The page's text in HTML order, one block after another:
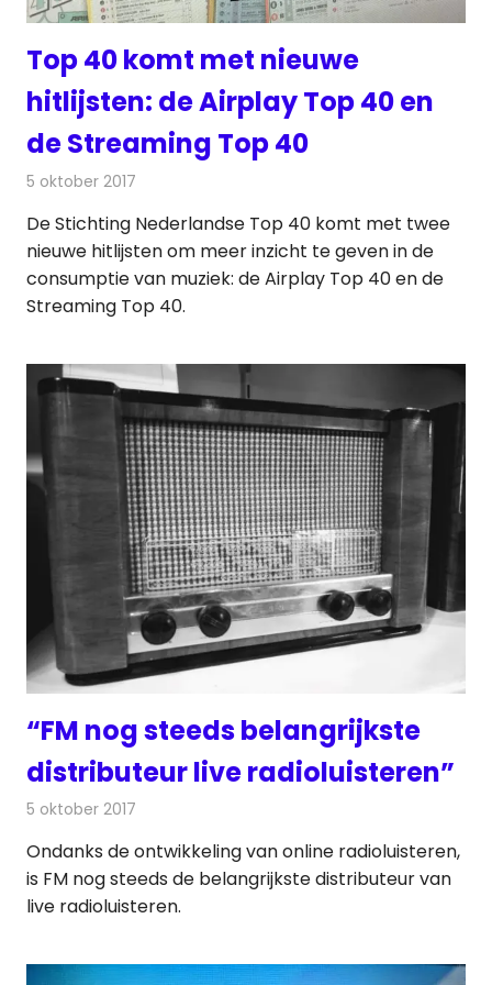
Top 40 komt met nieuwe
hitlijsten: de Airplay Top 40 en
de Streaming Top 40
5 oktober 2017
De Stichting Nederlandse Top 40 komt met twee
nieuwe hitlijsten om meer inzicht te geven in de
consumptie van muziek: de Airplay Top 40 en de
Streaming Top 40.
“FM nog steeds belangrijkste
distributeur live radioluisteren”
5 oktober 2017
Ondanks de ontwikkeling van online radioluisteren,
is FM nog steeds de belangrijkste distributeur van
live radioluisteren.